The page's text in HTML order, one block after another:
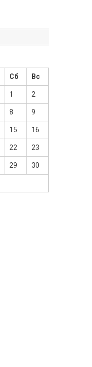
Сб Вс
1 2
8 9
15 16
22 23
29 30